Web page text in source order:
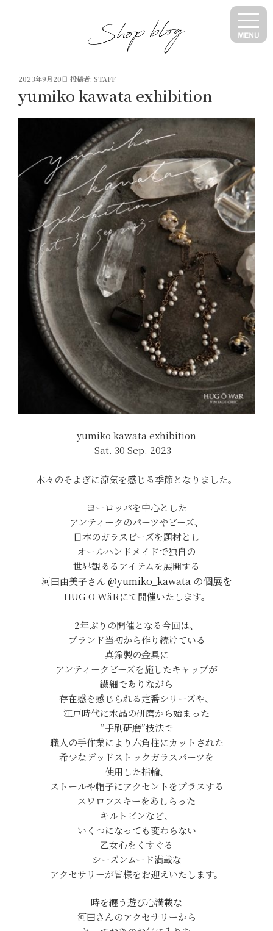
投
日:
2023年9月20日 投稿者: STAFF
yumiko kawata exhibition
yumiko kawata exhibition
Sat. 30 Sep. 2023 –
───────────────────────
木々のそよぎに涼気を感じる季節となりました。
ヨーロッパを中心とした
アンティークのパーツやビーズ、
日本のガラスビーズを題材とし
オールハンドメイドで独自の
世界観あるアイテムを展開する
河田由美子さん @yumiko_kawataの個展を
HUG Ō WäRにて開催いたします。
2年ぶりの開催となる今回は、
ブランド当初から作り続けている
真鍮製の金具に
アンティークビーズを施したキャップが
繊細でありながら
存在感を感じられる定番シリーズや、
江戸時代に水晶の研磨から始まった
”手刷研磨”技法で
職人の手作業により六角柱にカットされた
希少なデッドストックガラスパーツを
使用した指輪、
ストールや帽子にアクセントをプラスする
スワロフスキーをあしらった
キルトピンなど、
いくつになっても変わらない
乙女心をくすぐる
シーズンムード満載な
アクセサリーが皆様をお迎えいたします。
時を纏う遊び心満載な
河田さんのアクセサリーから